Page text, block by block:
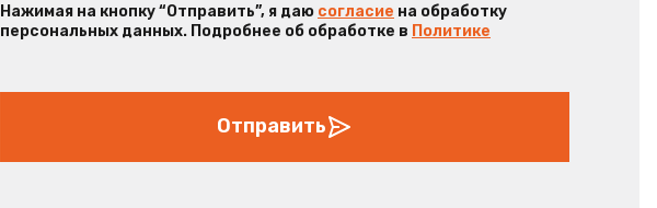
Нажимая на кнопку “Отправить”, я даю согласие на обработку
персональных данных. Подробнее об обработке в Политике
Отправить